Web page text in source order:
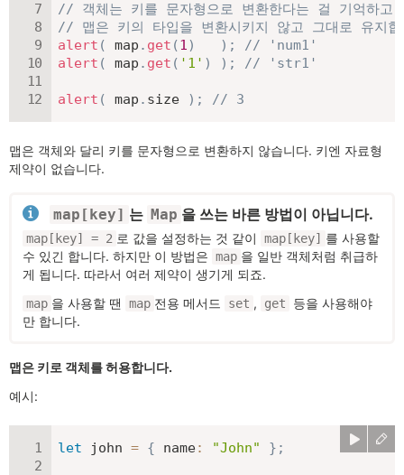
// 객체는 키를 문자형으로 변환한다는 걸 기억하고
// 맵은 키의 타입을 변환시키지 않고 그대로 유지
alert ( map . get (1) ) ;
// 'num1'
alert ( map . get ( '1' ) ) ; // 'str1'
alert ( map . size ) ; // 3
맵은 객체와 달리 키를 문자형으로 변환하지 않습니다. 키엔 자료형
제약이 없습니다.
map[key] 는 Map 을 쓰는 바른 방법이 아닙니다.
map[key] = 2 로 값을 설정하는 것 같이 map[key] 를 사용할
수 있긴 합니다. 하지만 이 방법은 map 을 일반 객체처럼 취급하
게 됩니다. 따라서 여러 제약이 생기게 되죠.
map 을 사용할 땐 map 전용 메서드 set , get
등을 사용해야
만 합니다.
맵은 키로 객체를 허용합니다.
예시:
let john = { name: "John" } ;